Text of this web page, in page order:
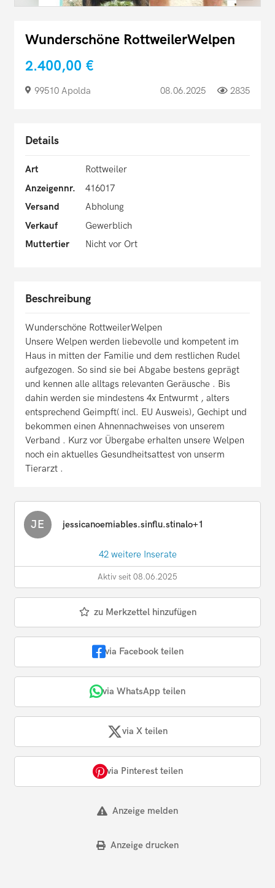
Wunderschöne RottweilerWelpen
2.400,00 €
99510 Apolda 08.06.2025 2835
Details
Art
Rottweiler
Anzeigennr.
416017
Versand
Abholung
Verkauf
Gewerblich
Muttertier
Nicht vor Ort
Beschreibung
Wunderschöne RottweilerWelpen
Unsere Welpen werden liebevolle und kompetent im
Haus in mitten der Familie und dem restlichen Rudel
aufgezogen. So sind sie bei Abgabe bestens geprägt
und kennen alle alltags relevanten Geräusche . Bis
dahin werden sie mindestens 4x Entwurmt , alters
entsprechend Geimpft( incl. EU Ausweis), Gechipt und
bekommen einen Ahnennachweises von unserem
Verband . Kurz vor Übergabe erhalten unsere Welpen
noch ein aktuelles Gesundheitsattest von unserm
Tierarzt .
JE jessicanoemiables.sinflu.stinalo+1
42 weitere Inserate
Aktiv seit 08.06.2025
zu Merkzettel hinzufügen
via Facebook teilen
via WhatsApp teilen
via X teilen
via Pinterest teilen
Anzeige melden
Anzeige drucken